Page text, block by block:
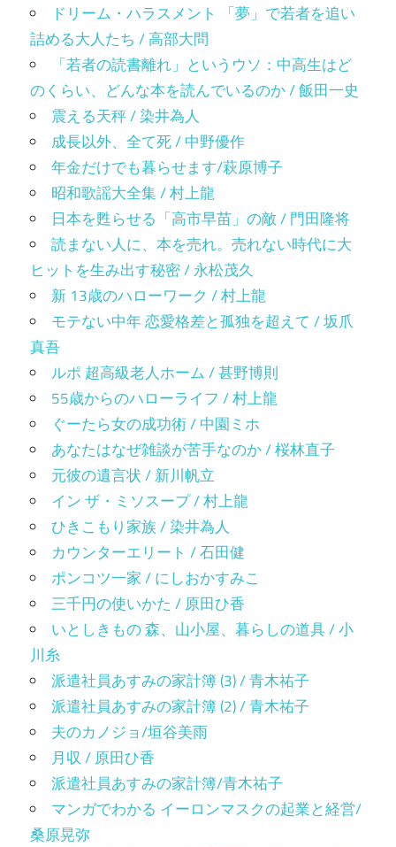
ドリーム・ハラスメント 「夢」で若者を追い
詰める大人たち / 高部大問
「若者の読書離れ」というウソ：中高生はど
のくらい、どんな本を読んでいるのか / 飯田一史
震える天秤 / 染井為人
成長以外、全て死 / 中野優作
年金だけでも暮らせます/萩原博子
昭和歌謡大全集 / 村上龍
日本を甦らせる「高市早苗」の敵 / 門田隆将
読まない人に、本を売れ。売れない時代に大
ヒットを生み出す秘密 / 永松茂久
新 13歳のハローワーク / 村上龍
モテない中年 恋愛格差と孤独を超えて / 坂爪
真吾
ルポ 超高級老人ホーム / 甚野博則
55歳からのハローライフ / 村上龍
ぐーたら女の成功術 / 中園ミホ
あなたはなぜ雑談が苦手なのか / 桜林直子
元彼の遺言状 / 新川帆立
イン ザ・ミソスープ / 村上龍
ひきこもり家族 / 染井為人
カウンターエリート / 石田健
ポンコツ一家 / にしおかすみこ
三千円の使いかた / 原田ひ香
いとしきもの 森、山小屋、暮らしの道具 / 小
川糸
派遣社員あすみの家計簿 (3) / 青木祐子
派遣社員あすみの家計簿 (2) / 青木祐子
夫のカノジョ/垣谷美雨
月収 / 原田ひ香
派遣社員あすみの家計簿/青木祐子
マンガでわかる イーロンマスクの起業と経営/
桑原晃弥